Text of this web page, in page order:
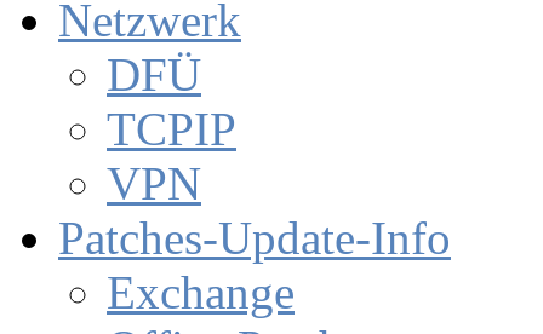
Netzwerk
DFÜ
TCPIP
VPN
Patches-Update-Info
Exchange